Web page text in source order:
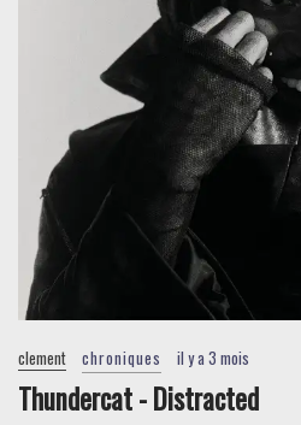
clement chroniques il y a 3 mois
Thundercat - Distracted